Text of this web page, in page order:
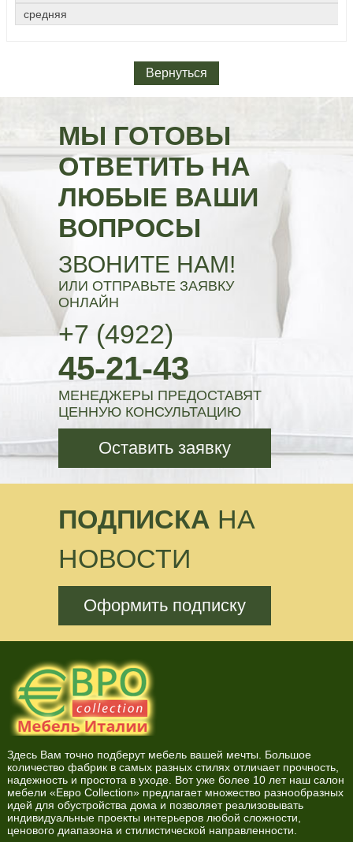
средняя
Вернуться
МЫ ГОТОВЫ
ОТВЕТИТЬ НА
ЛЮБЫЕ ВАШИ
ВОПРОСЫ
ЗВОНИТЕ НАМ!
ИЛИ ОТПРАВЬТЕ ЗАЯВКУ
ОНЛАЙН
+7 (4922)
45-21-43
МЕНЕДЖЕРЫ ПРЕДОСТАВЯТ
ЦЕННУЮ КОНСУЛЬТАЦИЮ
Оставить заявку
ПОДПИСКА НА
НОВОСТИ
Оформить подписку
Здесь Вам точно подберут мебель вашей мечты. Большое
количество фабрик в самых разных стилях отличает прочность,
надежность и простота в уходе. Вот уже более 10 лет наш салон
мебели «Евро Collection» предлагает множество разнообразных
идей для обустройства дома и позволяет реализовывать
индивидуальные проекты интерьеров любой сложности,
ценового диапазона и стилистической направленности.